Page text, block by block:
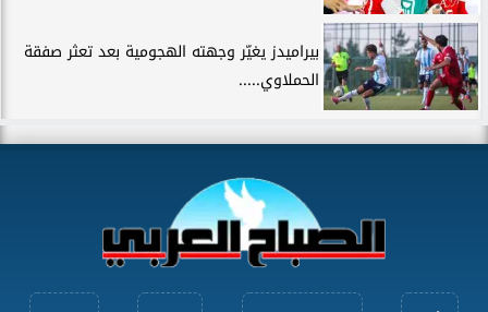
بيراميدز يغيّر وجهته الهجومية بعد تعثر صفقة
الحملاوي.....